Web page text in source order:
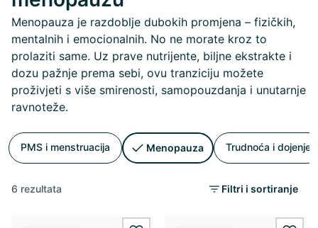
Menopauza je razdoblje dubokih promjena – fizičkih,
mentalnih i emocionalnih. No ne morate kroz to
prolaziti same. Uz prave nutrijente, biljne ekstrakte i
dozu pažnje prema sebi, ovu tranziciju možete
proživjeti s više smirenosti, samopouzdanja i unutarnje
ravnoteže.
PMS i menstruacija Menopauza Trudnoća i dojenje
6 rezultata Filtri i sortiranje